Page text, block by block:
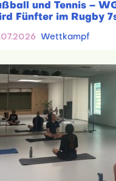
und Tennis –
Fünfter im Rugby
Wettkampf